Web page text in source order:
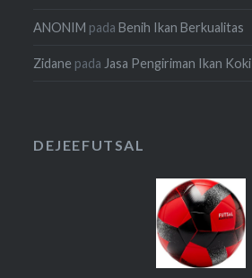
ANONIM padaBenih Ikan Berkualitas
Zidane pada Jasa Pengiriman Ikan Koki
DEJEEFUTSAL